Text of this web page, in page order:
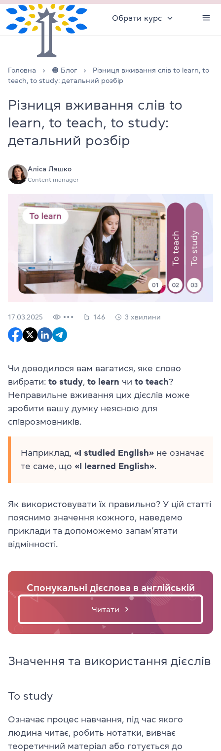
Обрати курс
Головна 🟠 Блог
Різниця вживання слів to learn, to
teach, to study: детальний розбір
Різниця вживання слів to
learn, to teach, to study:
детальний розбір
Аліса Ляшко
Content manager
17.03.2025 146 3 хвилини
Чи доводилося вам вагатися, яке слово
вибрати: to study to learn чи to teach?
Неправильне вживання цих дієслів може
зробити вашу думку неясною для
співрозмовників.
Наприклад, «I studied English» не означає
те саме, що «I learned English»
Як використовувати їх правильно? У цій статті
пояснимо значення кожного, наведемо
приклади та допоможемо запам’ятати
відмінності.
Спонукальні дієслова в англійській
Читати
Значення та використання дієслів
To study
Означає процес навчання, під час якого
людина читає, робить нотатки, вивчає
теоретичний матеріал або готується до